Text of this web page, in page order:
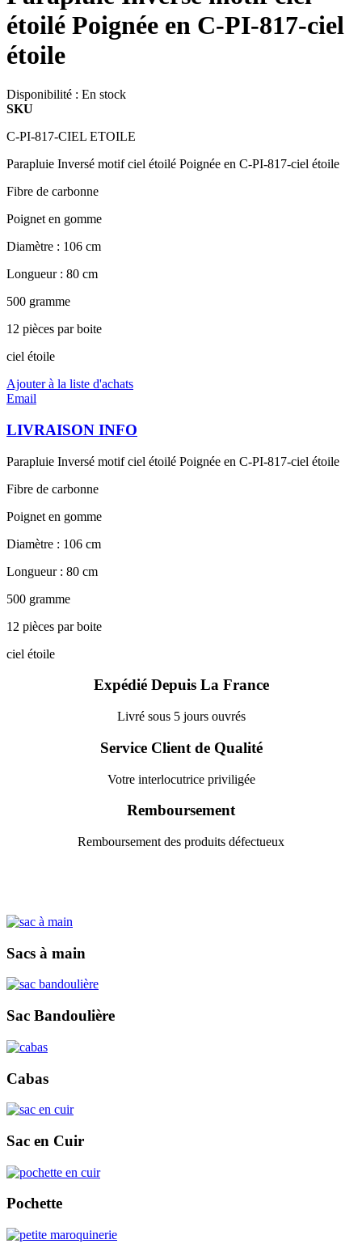
étoilé Poignée en C-PI-817-ciel
étoile
Disponibilité : En stock
SKU
C-PI-817-CIEL ETOILE
Parapluie Inversé motif ciel étoilé Poignée en C-PI-817-ciel étoile
Fibre de carbonne
Poignet en gomme
Diamètre : 106 cm
Longueur : 80 cm
500 gramme
12 pièces par boite
ciel étoile
Ajouter à la liste d'achats
Email
LIVRAISON INFO
Parapluie Inversé motif ciel étoilé Poignée en C-PI-817-ciel étoile
Fibre de carbonne
Poignet en gomme
Diamètre : 106 cm
Longueur : 80 cm
500 gramme
12 pièces par boite
ciel étoile
Expédié Depuis La France
Livré sous 5 jours ouvrés
Service Client de Qualité
Votre interlocutrice priviligée
Remboursement
Remboursement des produits défectueux
Sacs à main
Sac Bandoulière
Cabas
Sac en Cuir
Pochette